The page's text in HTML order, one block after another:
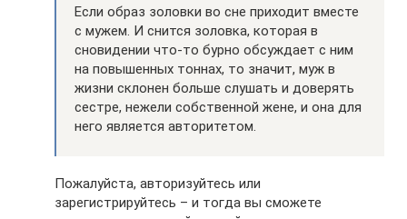
Если образ золовки во сне приходит вместе
с мужем. И снится золовка, которая в
сновидении что-то бурно обсуждает с ним
на повышенных тоннах, то значит, муж в
жизни склонен больше слушать и доверять
сестре, нежели собственной жене, и она для
него является авторитетом.
Пожалуйста, авторизуйтесь или
зарегистрируйтесь – и тогда вы сможете